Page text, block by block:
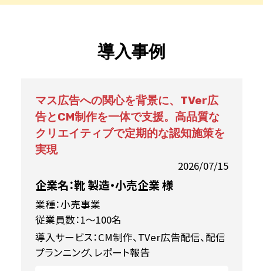
導入事例
マス広告への関心を背景に、TVer広
告とCM制作を一体で支援。高品質な
クリエイティブで定期的な認知施策を
実現
2026/07/15
企業名：靴 製造・小売企業 様
業種：小売事業
従業員数：1～100名
導入サービス：CM制作、TVer広告配信、配信
プランニング、レポート報告